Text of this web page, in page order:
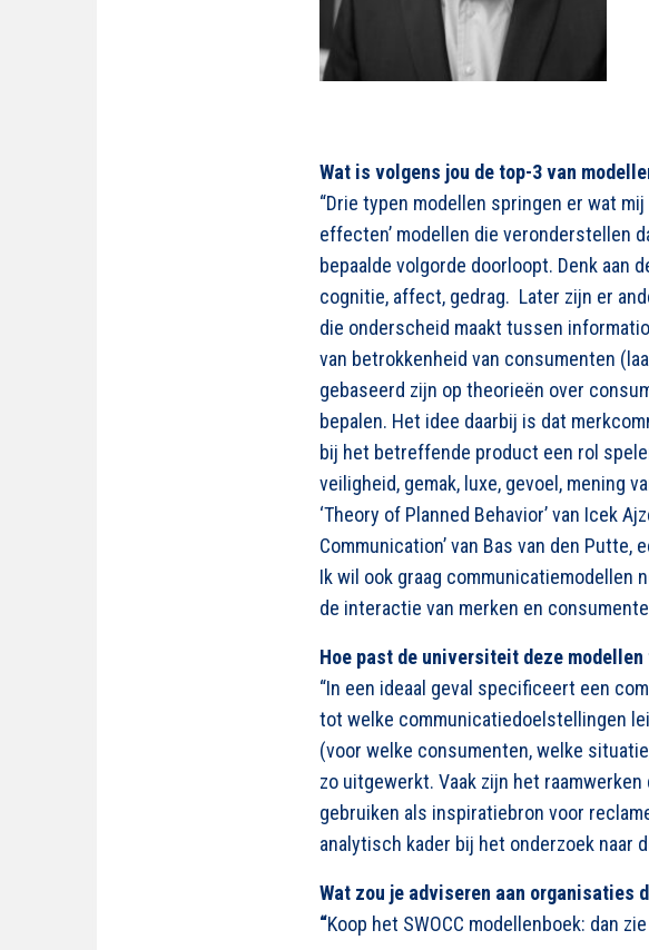
Wat is volgens jou de top-3 van
“Drie typen modellen springen er wat
effecten’ modellen die veronderstellen
bepaalde volgorde doorloopt. Denk aan
cognitie, affect, gedrag. Later zijn er
die onderscheid maakt tussen
van betrokkenheid van consumenten
gebaseerd zijn op theorieën over
bepalen. Het idee daarbij is dat
bij het betreffende product een rol
veiligheid, gemak, luxe, gevoel, mening
‘Theory of Planned Behavior’ van Icek
Communication’ van Bas van den
Ik wil ook graag communicatiemodellen
de interactie van merken en
Hoe past de universiteit deze modellen
“In een ideaal geval specificeert een
tot welke communicatiedoelstellingen
(voor welke consumenten, welke
zo uitgewerkt. Vaak zijn het
gebruiken als inspiratiebron voor
analytisch kader bij het onderzoek naar
Wat zou je adviseren aan organisaties
“Koop het SWOCC modellenboek: dan